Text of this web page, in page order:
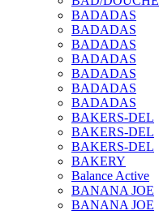
BADADAS
BADADAS
BADADAS
BADADAS
BADADAS
BADADAS
BADADAS
BAKERS-DEL
BAKERS-DEL
BAKERS-DEL
BAKERY
Balance Active
BANANA JOE
BANANA JOE